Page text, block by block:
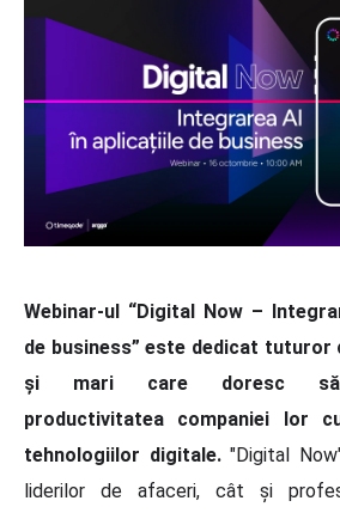
Webinar-ul “Digital Now –
de business” este dedicat tuturor
și mari care doresc să-
productivitatea companiei lor
tehnologiilor digitale. "Digital
liderilor de afaceri, cât și